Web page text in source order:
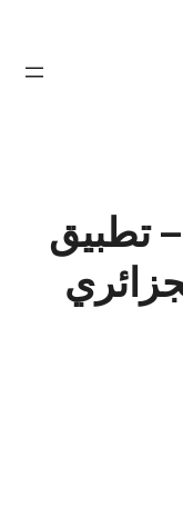
BNAtic – تطبيق